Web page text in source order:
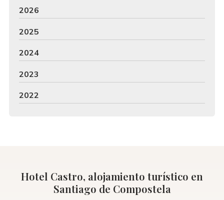
2026
2025
2024
2023
2022
Hotel Castro, alojamiento turístico en
Santiago de Compostela